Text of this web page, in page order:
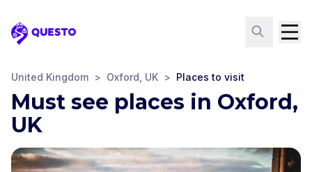
Questo
United Kingdom > Oxford, UK > Places to visit
Must see places in Oxford,
UK